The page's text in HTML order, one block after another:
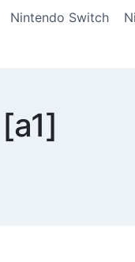
Nintendo Switch